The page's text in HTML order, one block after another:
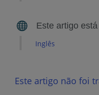
Inglês
Este artigo não foi